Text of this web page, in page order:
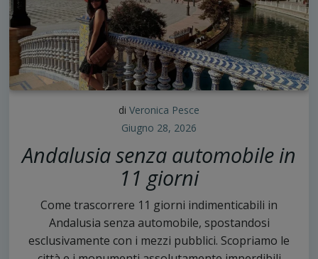
di Veronica Pesce
Giugno 28, 2026
Andalusia senza automobile in
11 giorni
Come trascorrere 11 giorni indimenticabili in
Andalusia senza automobile, spostandosi
esclusivamente con i mezzi pubblici. Scopriamo le